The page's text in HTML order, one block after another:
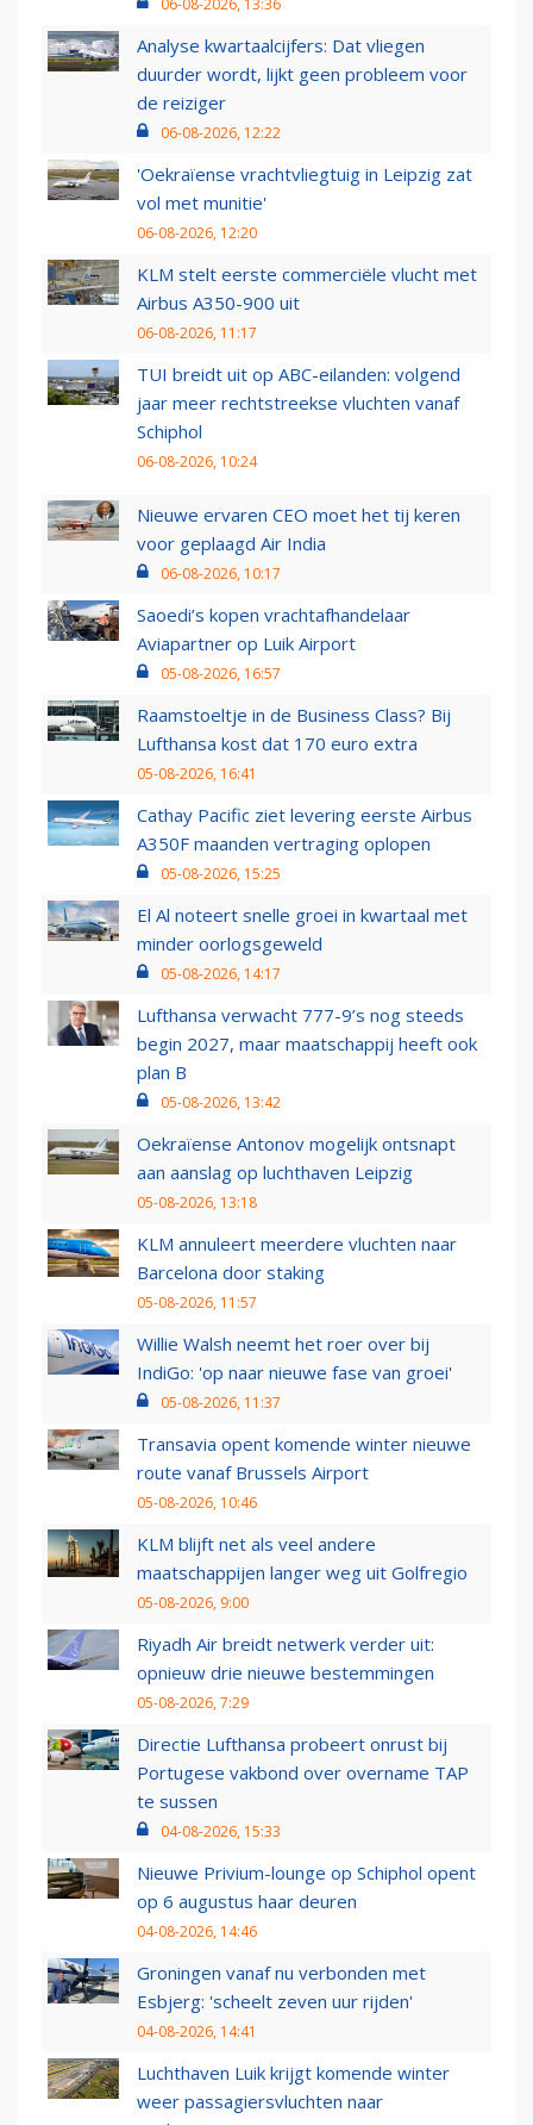
06-08-2026, 13:36
Analyse kwartaalcijfers: Dat vliegen
duurder wordt, lijkt geen probleem voor
de reiziger
06-08-2026, 12:22
'Oekraïense vrachtvliegtuig in Leipzig zat
vol met munitie'
06-08-2026, 12:20
KLM stelt eerste commerciële vlucht met
Airbus A350-900 uit
06-08-2026, 11:17
TUI breidt uit op ABC-eilanden: volgend
jaar meer rechtstreekse vluchten vanaf
Schiphol
06-08-2026, 10:24
Nieuwe ervaren CEO moet het tij keren
voor geplaagd Air India
06-08-2026, 10:17
Saoedi’s kopen vrachtafhandelaar
Aviapartner op Luik Airport
05-08-2026, 16:57
Raamstoeltje in de Business Class? Bij
Lufthansa kost dat 170 euro extra
05-08-2026, 16:41
Cathay Pacific ziet levering eerste Airbus
A350F maanden vertraging oplopen
05-08-2026, 15:25
El Al noteert snelle groei in kwartaal met
minder oorlogsgeweld
05-08-2026, 14:17
Lufthansa verwacht 777-9’s nog steeds
begin 2027, maar maatschappij heeft ook
plan B
05-08-2026, 13:42
Oekraïense Antonov mogelijk ontsnapt
aan aanslag op luchthaven Leipzig
05-08-2026, 13:18
KLM annuleert meerdere vluchten naar
Barcelona door staking
05-08-2026, 11:57
Willie Walsh neemt het roer over bij
IndiGo: 'op naar nieuwe fase van groei'
05-08-2026, 11:37
Transavia opent komende winter nieuwe
route vanaf Brussels Airport
05-08-2026, 10:46
KLM blijft net als veel andere
maatschappijen langer weg uit Golfregio
05-08-2026, 9:00
Riyadh Air breidt netwerk verder uit:
opnieuw drie nieuwe bestemmingen
05-08-2026, 7:29
Directie Lufthansa probeert onrust bij
Portugese vakbond over overname TAP
te sussen
04-08-2026, 15:33
Nieuwe Privium-lounge op Schiphol opent
op 6 augustus haar deuren
04-08-2026, 14:46
Groningen vanaf nu verbonden met
Esbjerg: 'scheelt zeven uur rijden'
04-08-2026, 14:41
Luchthaven Luik krijgt komende winter
weer passagiersvluchten naar